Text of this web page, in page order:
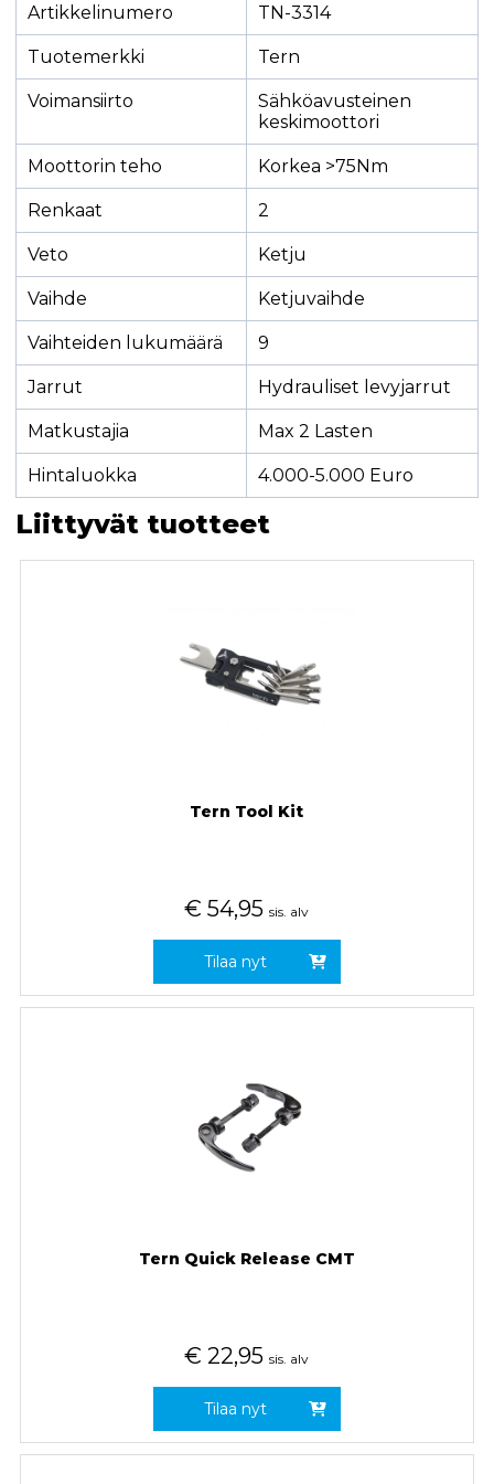
Artikkelinumero TN-3314
Tuotemerkki Tern
Voimansiirto
Sähköavusteinen
keskimoottori
Moottorin teho Korkea >75Nm
Renkaat 2
Veto Ketju
Vaihde Ketjuvaihde
Vaihteiden lukumäärä 9
Jarrut Hydrauliset levyjarrut
Matkustajia Max 2 Lasten
Hintaluokka 4.000-5.000 Euro
Liittyvät tuotteet
Tern Tool Kit
€ 54,95 sis. alv
Tilaa nyt
Tern Quick Release CMT
€ 22,95 sis. alv
Tilaa nyt